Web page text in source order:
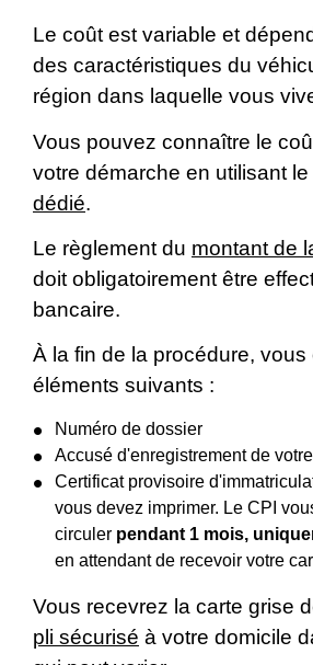
Le coût est variable et
des caractéristiques du
région dans laquelle vous
Vous pouvez connaître le
votre démarche en utilisant le
dédié.
Le règlement du montant de
doit obligatoirement être
bancaire.
À la fin de la procédure,
éléments suivants :
Numéro de dossier
Accusé d'enregistrement de
Certificat provisoire
vous devez imprimer. Le CPI
circuler pendant 1 mois,
en attendant de recevoir votre
Vous recevrez la carte grise
pli sécurisé à votre domicile